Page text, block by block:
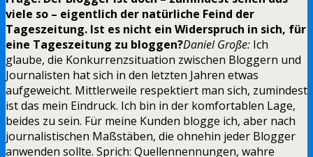
viele so – eigentlich der natürliche Feind der
Tageszeitung. Ist es nicht ein Widerspruch in sich, für
eine Tageszeitung zu bloggen?Daniel Große: Ich
glaube, die Konkurrenzsituation zwischen Bloggern und
Journalisten hat sich in den letzten Jahren etwas
aufgeweicht. Mittlerweile respektiert man sich, zumindest
ist das mein Eindruck. Ich bin in der komfortablen Lage,
beides zu sein. Für meine Kunden blogge ich, aber nach
journalistischen Maßstäben, die ohnehin jeder Blogger
anwenden sollte. Sprich: Quellennennungen, wahre